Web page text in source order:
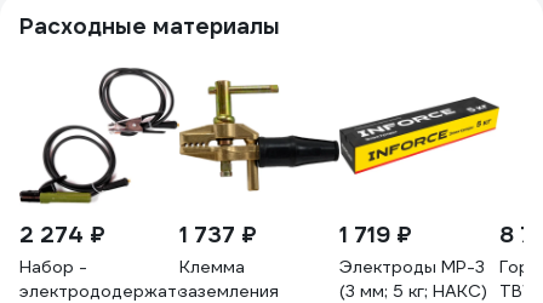
Расходные материалы
2 274 ₽
Набор -
электрододержатель
1 737 ₽
Клемма
заземления
1 719 ₽
Электроды МР-3
(3 мм; 5 кг; НАКС)
8